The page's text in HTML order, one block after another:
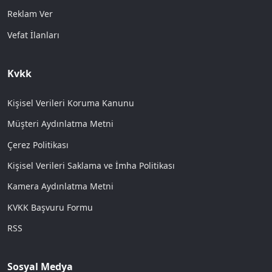
Reklam Ver
Vefat İlanları
Kvkk
Kişisel Verileri Koruma Kanunu
Müşteri Aydınlatma Metni
Çerez Politikası
Kişisel Verileri Saklama ve İmha Politikası
Kamera Aydınlatma Metni
KVKK Başvuru Formu
RSS
Sosyal Medya